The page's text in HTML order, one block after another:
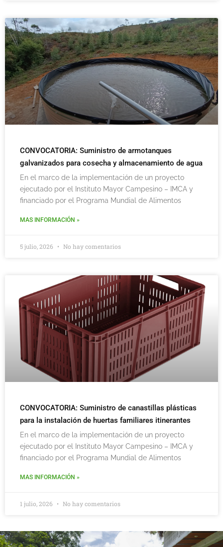
CONVOCATORIA: Suministro de armotanques
galvanizados para cosecha y almacenamiento de agua
En el marco de la implementación de un proyecto
ejecutado por el Instituto Mayor Campesino – IMCA y
financiado por el Programa Mundial de Alimentos
MAS INFORMACIÓN »
5 julio, 2026 No hay comentarios
CONVOCATORIA: Suministro de canastillas plásticas
para la instalación de huertas familiares itinerantes
En el marco de la implementación de un proyecto
ejecutado por el Instituto Mayor Campesino – IMCA y
financiado por el Programa Mundial de Alimentos
MAS INFORMACIÓN »
1 julio, 2026 No hay comentarios